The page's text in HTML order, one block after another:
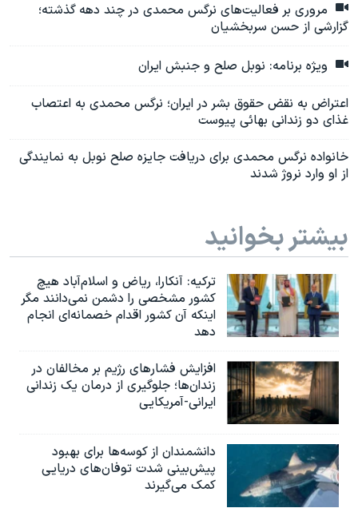
مروری بر فعالیت‌های نرگس محمدی در چند دهه گذشته؛
گزارشی از حسن سربخشیان
ویژه برنامه: نوبل صلح و جنبش ایران
اعتراض به نقض حقوق بشر در ایران؛ نرگس محمدی به اعتصاب
غذای دو زندانی بهائی پیوست
خانواده نرگس محمدی برای دریافت جایزه صلح نوبل به نمایندگی
از او وارد نروژ شدند
بیشتر بخوانید
ترکیه: آنکارا، ریاض و اسلام‌آباد هیچ
کشور مشخصی را دشمن نمی‌دانند مگر
اینکه آن کشور اقدام خصمانه‌ای انجام
دهد
افزایش فشارهای رژیم بر مخالفان در
زندان‌ها؛ جلوگیری از درمان یک زندانی
ایرانی-آمریکایی
دانشمندان از کوسه‌ها برای بهبود
پیش‌بینی شدت توفان‌های دریایی
کمک می‌گیرند